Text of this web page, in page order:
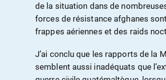
de la situation dans de
forces de résistance afghanes
frappes aériennes et des raids
J’ai conclu que les rapports de la
semblent aussi inadéquats que